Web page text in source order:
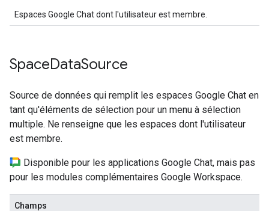
Espaces Google Chat dont l'utilisateur est membre.
SpaceDataSource
Source de données qui remplit les espaces Google Chat en
tant qu'éléments de sélection pour un menu à sélection
multiple. Ne renseigne que les espaces dont l'utilisateur
est membre.
Disponible pour les applications Google Chat, mais pas
pour les modules complémentaires Google Workspace.
Champs